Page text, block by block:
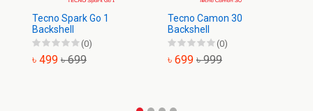
Tecno Spark Go 1
Backshell
(0)
৳ 499 ৳ 699
Tecno Camon 30
Backshell
(0)
৳ 699 ৳ 999